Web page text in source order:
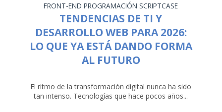
FRONT-END PROGRAMACIÓN SCRIPTCASE
TENDENCIAS DE TI Y
DESARROLLO WEB PARA 2026:
LO QUE YA ESTÁ DANDO FORMA
AL FUTURO
El ritmo de la transformación digital nunca ha sido
tan intenso. Tecnologías que hace pocos años...